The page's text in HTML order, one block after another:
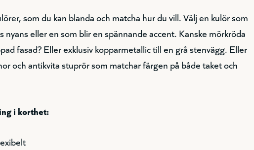
som du kan blanda och matcha hur du vill. Välj en kulör som
nyans eller en som blir en spännande accent. Kanske mörkröda
fasad? Eller exklusiv kopparmetallic till en grå stenvägg. Eller
och antikvita stuprör som matchar färgen på både taket och
i korthet: